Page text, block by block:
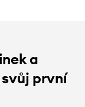
a
první